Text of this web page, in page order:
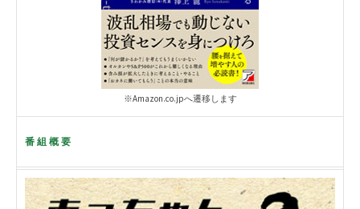
※Amazon.co.jpへ遷移します
番組概要